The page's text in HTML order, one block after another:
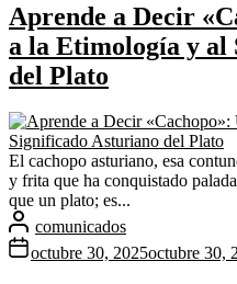
Aprende a Decir
a la Etimología y al
del Plato
El cachopo asturiano, esa
y frita que ha conquistado
que un plato; es...
comunicados
octubre 30, 2025octubre 30,